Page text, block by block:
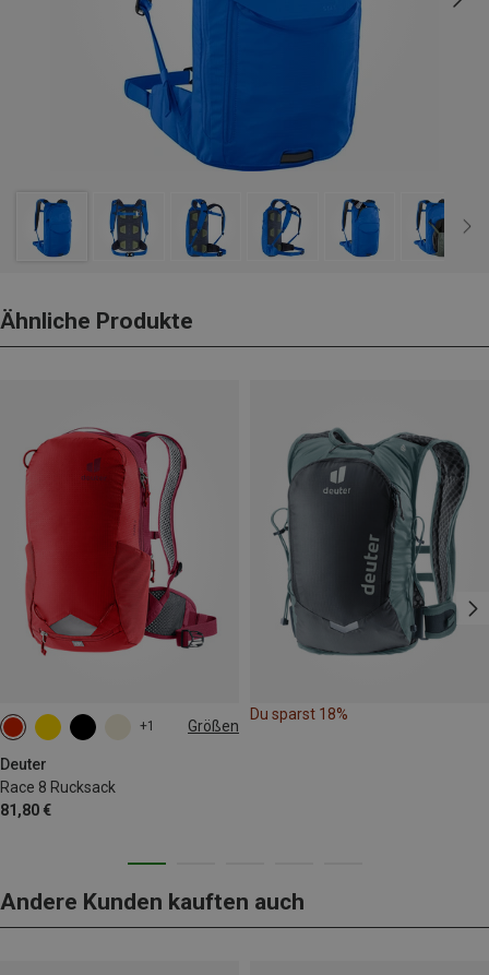
Ähnliche Produkte
+1 Größen
Deuter
Race 8 Rucksack
81,80 €
8L
Du sparst 18%
Andere Kunden kauften auch